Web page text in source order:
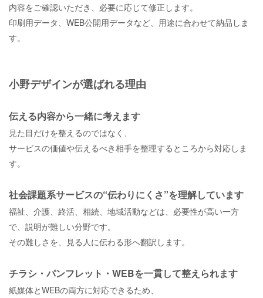
内容をご確認いただき、必要に応じて修正します。
印刷用データ、WEB公開用データなど、用途に合わせて納品しま
す。
小野デザインが選ばれる理由
伝える内容から一緒に考えます
見た目だけを整えるのではなく、
サービスの価値や伝えるべき相手を整理するところから対応しま
す。
社会課題系サービスの“伝わりにくさ”を理解しています
福祉、介護、終活、相続、地域活動などは、必要性が高い一方
で、説明が難しい分野です。
その難しさを、見る人に伝わる形へ翻訳します。
チラシ・パンフレット・WEBを一貫して整えられます
紙媒体とWEBの両方に対応できるため、